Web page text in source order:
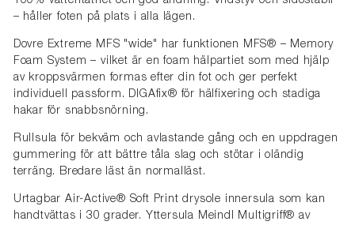
– håller foten på plats i alla lägen.
Dovre Extreme MFS "wide" har funktionen MFS® – Memory
Foam System – vilket är en foam hälpartiet som med hjälp
av kroppsvärmen formas efter din fot och ger perfekt
individuell passform. DIGAfix® för hälfixering och stadiga
hakar för snabbsnörning.
Rullsula för bekväm och avlastande gång och en uppdragen
gummering för att bättre tåla slag och stötar i oländig
terräng. Bredare läst än normalläst.
Urtagbar Air-Active® Soft Print drysole innersula som kan
handtvättas i 30 grader. Yttersula Meindl Multigriff® av